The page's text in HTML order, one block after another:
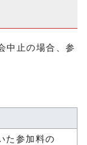
中止の場合、参
た参加料の